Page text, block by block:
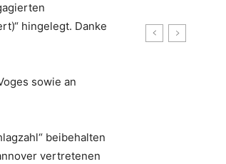
hingelegt. Danke
sowie an
beibehalten
vertretenen